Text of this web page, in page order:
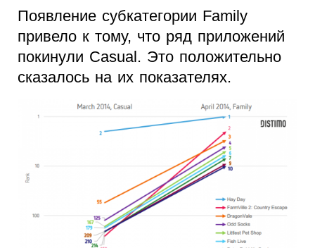
Появление субкатегории Family
привело к тому, что ряд приложений
покинули Casual. Это положительно
сказалось на их показателях.